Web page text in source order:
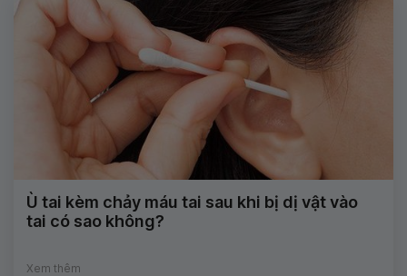
Ù tai kèm chảy máu tai sau khi bị dị vật vào
tai có sao không?
Xem thêm